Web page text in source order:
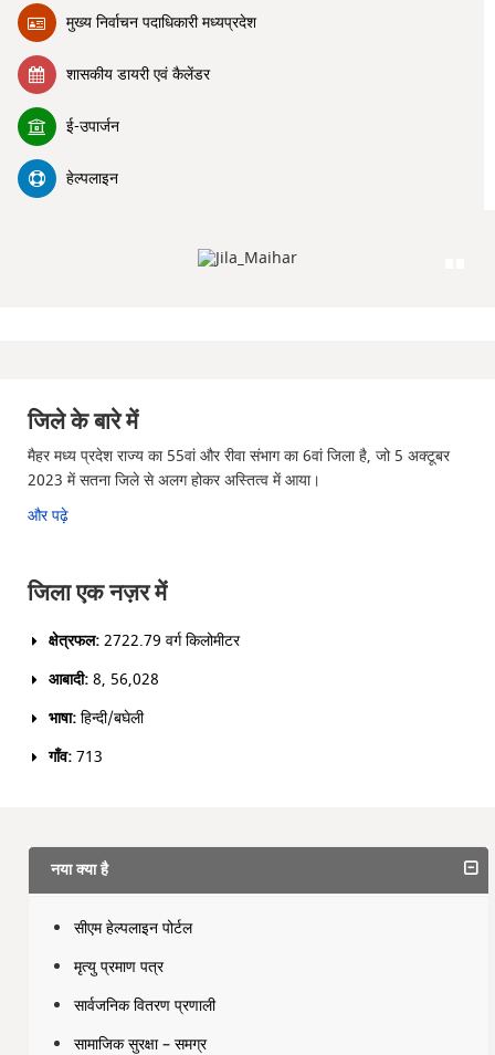
मुख्य निर्वाचन पदाधिकारी मध्यप्रदेश
शासकीय डायरी एवं कैलेंडर
ई-उपार्जन
हेल्पलाइन
जिले के बारे में
मैहर मध्य प्रदेश राज्य का 55वां और रीवा संभाग का 6वां जिला है, जो 5 अक्टूबर
2023 में सतना जिले से अलग होकर अस्तित्व में आया।
और पढ़े
जिला एक नज़र में
क्षेत्रफल:2722.79 वर्ग किलोमीटर
आबादी:8, 56,028
भाषा:हिन्दी/बघेली
गाँव:713
नया क्या है
सीएम हेल्पलाइन पोर्टल
मृत्यु प्रमाण पत्र
सार्वजनिक वितरण प्रणाली
सामाजिक सुरक्षा – समग्र